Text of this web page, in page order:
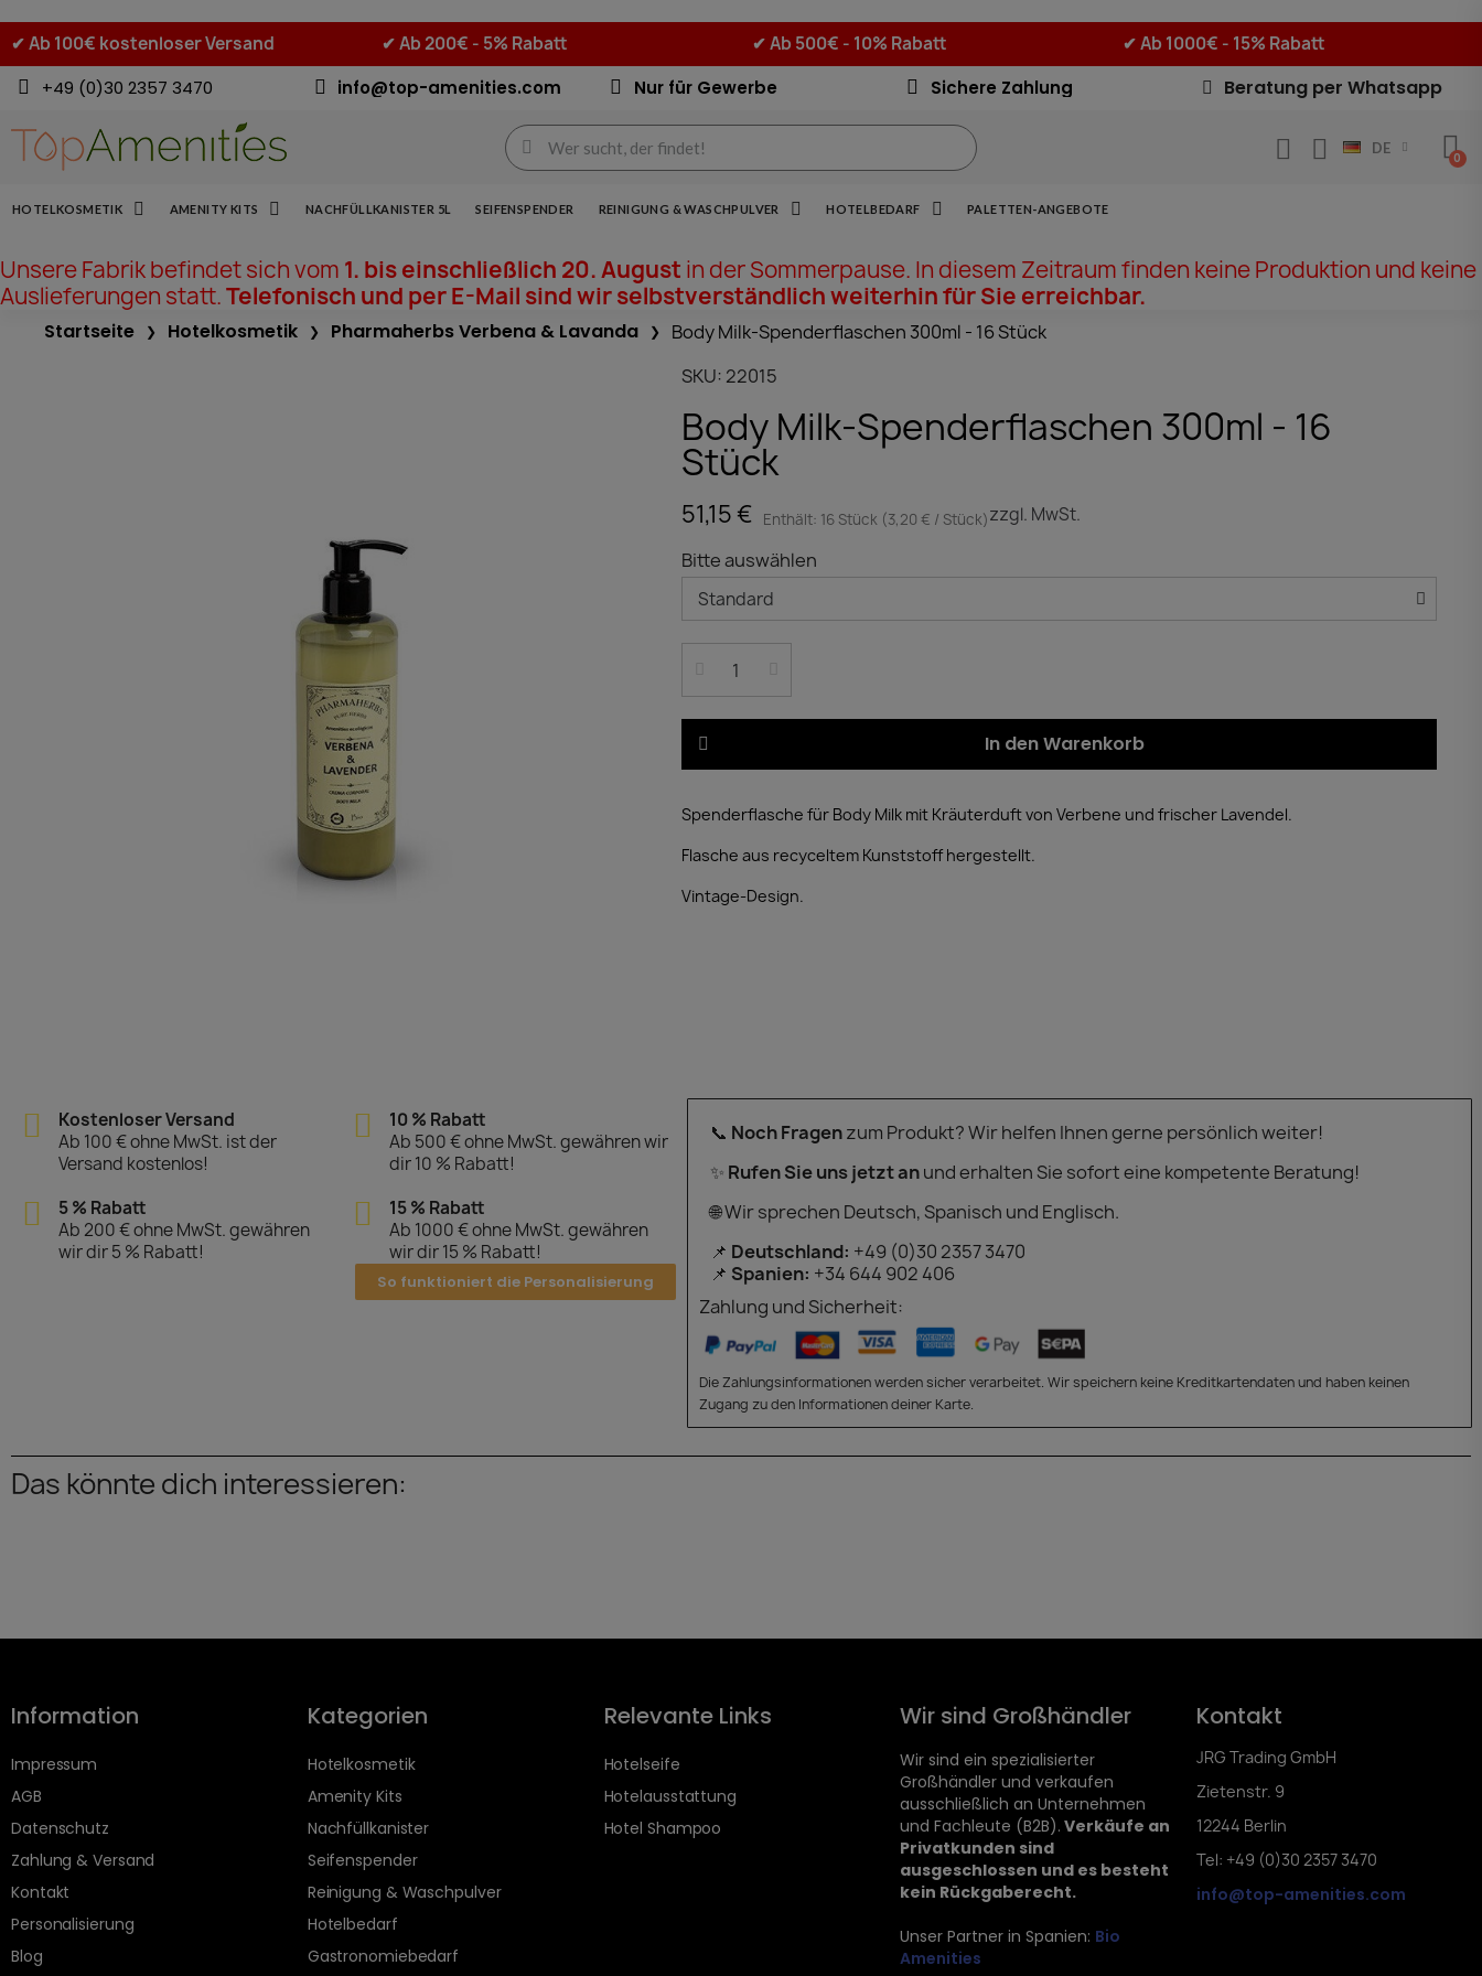
✔Ab 100€ kostenloser Versand ✔Ab 200€ - 5% Rabatt ✔Ab 500€ - 10% Rabatt ✔Ab 1000€ - 15% Rabatt
+49 (0)30 2357 3470
info@top-amenities.com Nur für Gewerbe Sichere Zahlung Beratung per Whatsapp
DE
HOTELKOSMETIK AMENITY KITS NACHFÜLLKANISTER 5L SEIFENSPENDER REINIGUNG & WASCHPULVER HOTELBEDARF PALETTEN-ANGEBOTE
Unsere Fabrik befindet sich vom 1. bis einschließlich 20. August in der Sommerpause. In diesem Zeitraum finden keine Produktion und keine
Auslieferungen statt.Telefonisch und per E-Mail sind wir selbstverständlich weiterhin für Sie erreichbar.
Startseite Hotelkosmetik Pharmaherbs Verbena & Lavanda
Body Milk-Spenderflaschen 300ml - 16 Stück
SKU 22015
Body Milk-Spenderflaschen 300ml - 16
Stück
51,15 € Enthält: 16 Stück (3,20 € / Stück)zzgl. MwSt.
Bitte auswählen
In den Warenkorb
Spenderflasche für Body Milk mit Kräuterduft von Verbene und frischer Lavendel.
Flasche aus recyceltem Kunststoff hergestellt.
Vintage-Design.
Kostenloser Versand
Ab 100 € ohne MwSt. ist der
Versand kostenlos!
5 % Rabatt
Ab 200 € ohne MwSt. gewähren
wir dir 5 % Rabatt!
10 % Rabatt
Ab 500 € ohne MwSt. gewähren wir
dir 10 % Rabatt!
15 % Rabatt
Ab 1000 € ohne MwSt. gewähren
wir dir 15 % Rabatt!
So funktioniert die Personalisierung
📞 Noch Fragenzum Produkt? Wir helfen Ihnen gerne persönlich weiter!
✨ Rufen Sie uns jetzt anund erhalten Sie sofort eine kompetente Beratung!
🌐 Wir sprechen Deutsch, Spanisch und Englisch.
📌 Deutschland: +49 (0)30 2357 3470
📌 Spanien: +34 644 902 406
Zahlung und Sicherheit:
Die Zahlungsinformationen werden sicher verarbeitet. Wir speichern keine Kreditkartendaten und haben keinen
Zugang zu den Informationen deiner Karte.
Das könnte dich interessieren:
Information
Impressum
AGB
Datenschutz
Zahlung & Versand
Kontakt
Personalisierung
Blog
Kategorien
Hotelkosmetik
Amenity Kits
Nachfüllkanister
Seifenspender
Reinigung & Waschpulver
Hotelbedarf
Gastronomiebedarf
Relevante Links
Hotelseife
Hotelausstattung
Hotel Shampoo
Wir sind Großhändler
Wir sind ein spezialisierter
Großhändler und verkaufen
ausschließlich an Unternehmen
und Fachleute (B2B). Verkäufe an
Privatkunden sind
ausgeschlossen und es besteht
kein Rückgaberecht.
Unser Partner in Spanien: Bio
Amenities
Kontakt
JRG Trading GmbH
Zietenstr. 9
12244 Berlin
Tel: +49 (0)30 2357 3470
info@top-amenities.com